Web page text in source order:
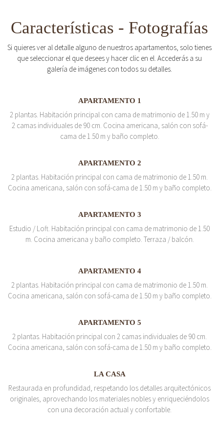
Características - Fotografías
Si quieres ver al detalle alguno de nuestros apartamentos, solo tienes
que seleccionar el que desees y hacer clic en el. Accederás a su
galería de imágenes con todos su detalles.
APARTAMENTO 1
2 plantas. Habitación principal con cama de matrimonio de 1.50 m y
2 camas individuales de 90 cm. Cocina americana, salón con sofá-
cama de 1.50 m y baño completo.
APARTAMENTO 2
2 plantas. Habitación principal con cama de matrimonio de 1.50 m.
Cocina americana, salón con sofá-cama de 1.50 m y baño completo.
APARTAMENTO 3
Estudio / Loft. Habitación principal con cama de matrimonio de 1.50
m. Cocina americana y baño completo. Terraza / balcón.
APARTAMENTO 4
2 plantas. Habitación principal con cama de matrimonio de 1.50 m.
Cocina americana, salón con sofá-cama de 1.50 m y baño completo.
APARTAMENTO 5
2 plantas. Habitación principal con 2 camas individuales de 90 cm.
Cocina americana, salón con sofá-cama de 1.50 m y baño completo.
LA CASA
Restaurada en profundidad, respetando los detalles arquitectónicos
originales, aprovechando los materiales nobles y enriqueciéndolos
con una decoración actual y confortable.